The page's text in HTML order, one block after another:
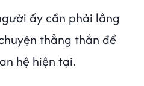
ấy cần phải lắng
thẳng thắn để
hệ hiện tại.